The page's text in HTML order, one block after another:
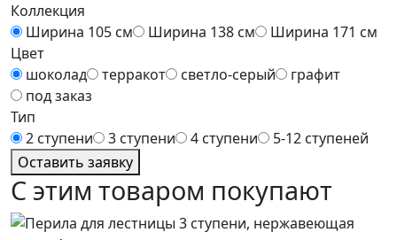
Коллекция
Ширина 105 см
Ширина 138 см
Ширина 171 см
Цвет
шоколад
терракот светло-серый
графит
под заказ
Тип
2 ступени
3 ступени 4 ступени
5-12 ступеней
Оставить заявку
С этим товаром покупают